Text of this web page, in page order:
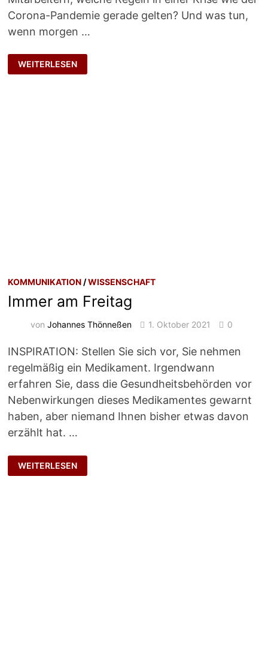
Corona-Pandemie gerade gelten? Und was tun,
wenn morgen …
MEHR
MUT
ZUR
WEITERLESEN
KOMMUNIKATION/WISSENSCHAFT
Immer am Freitag
vonJohannes Thönneßen 1. Oktober 2021 0
INSPIRATION: Stellen Sie sich vor, Sie nehmen
regelmäßig ein Medikament. Irgendwann
erfahren Sie, dass die Gesundheitsbehörden vor
Nebenwirkungen dieses Medikamentes gewarnt
haben, aber niemand Ihnen bisher etwas davon
erzählt hat. …
IMMER
AM
FREITAG
WEITERLESEN